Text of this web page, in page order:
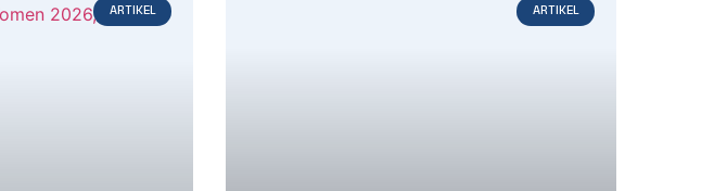
ARTIKEL ARTIKEL